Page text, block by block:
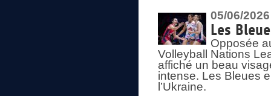
05/06/2026
Les
Opposée
Volleyball Nations
affiché un beau
intense. Les Bleues
l’Ukraine.